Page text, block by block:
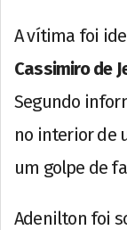
A vítima foi
Cassimiro de
Segundo
no interior de
um golpe de
Adenilton foi